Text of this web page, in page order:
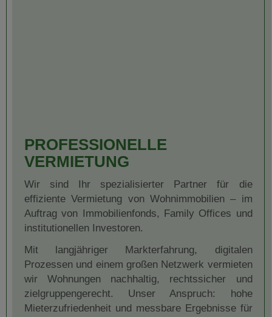
PROFESSIONELLE
VERMIETUNG
Wir sind Ihr spezialisierter Partner für die
effiziente Vermietung von Wohnimmobilien – im
Auftrag von Immobilienfonds, Family Offices und
institutionellen Investoren.
Mit langjähriger Markterfahrung, digitalen
Prozessen und einem großen Netzwerk vermieten
wir Wohnungen nachhaltig, rechtssicher und
zielgruppengerecht. Unser Anspruch: hohe
Mieterzufriedenheit und messbare Ergebnisse für